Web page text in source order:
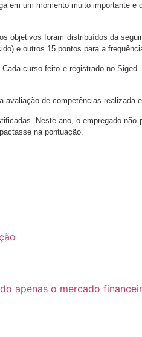
um momento muito importante
foram distribuídos da
e outros 15 pontos para a
curso feito e registrado no
de competências realizada
Neste ano, o empregado
na pontuação.
apenas o mercado